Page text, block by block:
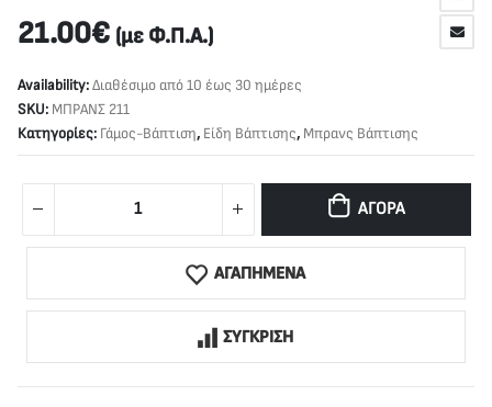
21.00€ (με Φ.Π.Α.)
Availability:Διαθέσιμο από 10 έως 30 ημέρες
SKU: ΜΠΡΑΝΣ 211
Κατηγορίες: Γάμος-Βάπτιση, Είδη Βάπτισης, Μπρανς Βάπτισης
ΑΓΟΡΆ
ΑΓΑΠΗΜΕΝΑ
ΣΥΓΚΡΙΣΗ